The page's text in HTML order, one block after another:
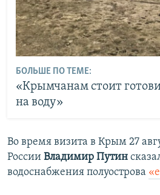
БОЛЬШЕ ПО ТЕМЕ:
«Крымчанам стоит
на воду»
Во время визита в Крым 27
России Владимир Путин
водоснабжения полуострова